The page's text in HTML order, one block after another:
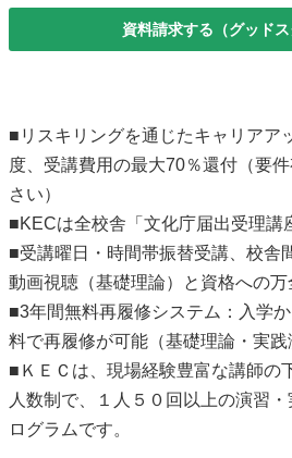
資料請求する（グッドス
■リスキリングを通じたキャリアア
度、受講費用の最大70％還付（要
さい）
■KECは全校舎「文化庁届出受理講
■受講曜日・時間帯振替受講、校舎
動画視聴（基礎理論）と資格への万
■3年間無料再履修システム：入学
料で再履修が可能（基礎理論・実践
■ＫＥＣは、現場経験豊富な講師の
人数制で、１人５０回以上の演習
ログラムです。